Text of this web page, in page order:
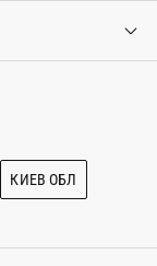
КИЕВ ОБЛ